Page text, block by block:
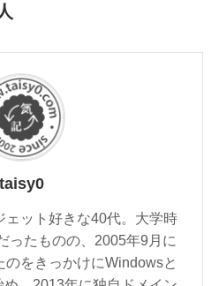
taisy0
ェット好きな40代。大学時
ったものの、2005年9月に
のをきっかけにWindowsと